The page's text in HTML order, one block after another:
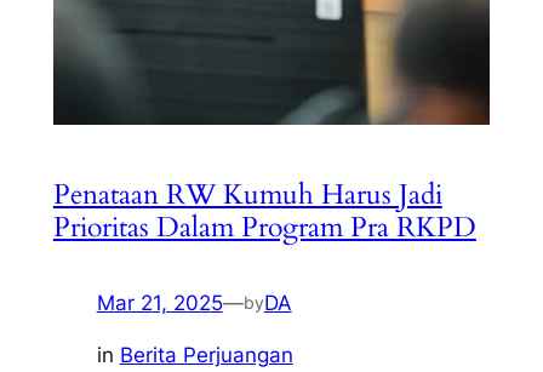
Penataan RW Kumuh Harus Jadi
Prioritas Dalam Program Pra RKPD
Mar 21, 2025—byDA
in Berita Perjuangan